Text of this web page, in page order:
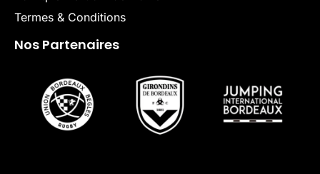
Termes & Conditions
Nos Partenaires